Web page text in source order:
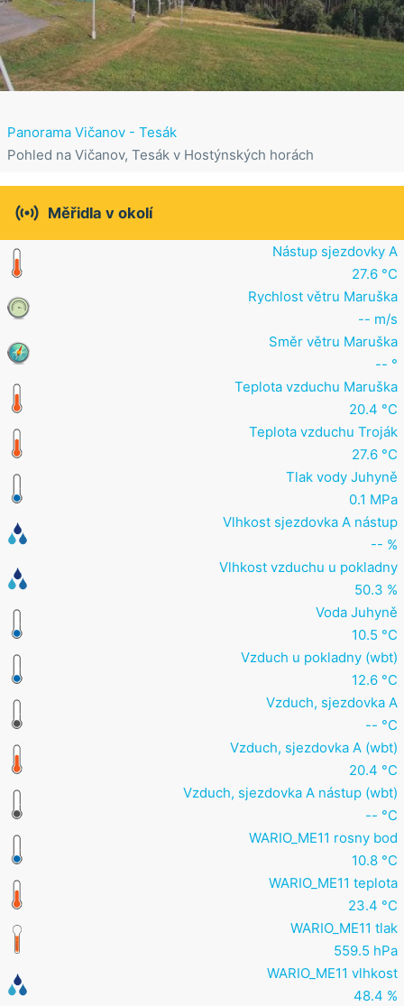
Panorama Vičanov - Tesák
Pohled na Vičanov, Tesák v Hostýnských horách
 Měřidla v okolí
Nástup sjezdovky A
27.6 °C
Rychlost větru Maruška
-- m/s
Směr větru Maruška
-- °
Teplota vzduchu Maruška
20.4 °C
Teplota vzduchu Troják
27.6 °C
Tlak vody Juhyně
0.1 MPa
Vlhkost sjezdovka A nástup
-- %
Vlhkost vzduchu u pokladny
50.3 %
Voda Juhyně
10.5 °C
Vzduch u pokladny (wbt)
12.6 °C
Vzduch, sjezdovka A
-- °C
Vzduch, sjezdovka A (wbt)
20.4 °C
Vzduch, sjezdovka A nástup (wbt)
-- °C
WARIO_ME11 rosny bod
10.8 °C
WARIO_ME11 teplota
23.4 °C
WARIO_ME11 tlak
559.5 hPa
WARIO_ME11 vlhkost
48.4 %